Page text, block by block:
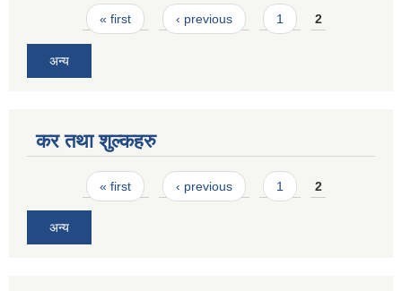
Pages« first ‹ previous 1 2
अन्य
कर तथा शुल्कहरु
Pages« first ‹ previous 1 2
अन्य